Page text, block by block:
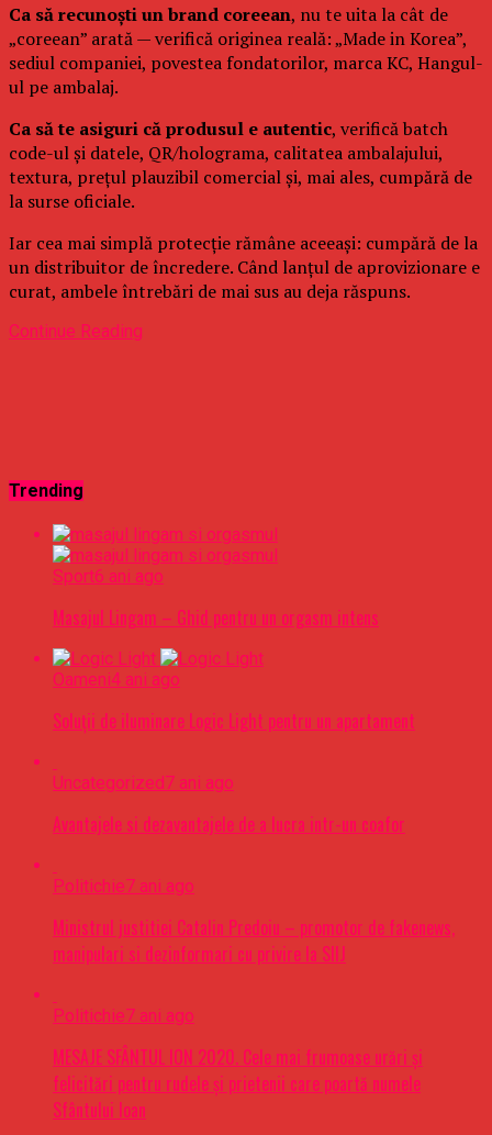
Ca să recunoști un brand coreean, nu te uita la cât de
„coreean” arată — verifică originea reală: „Made in Korea”,
sediul companiei, povestea fondatorilor, marca KC, Hangul-
ul pe ambalaj.
Ca să te asiguri că produsul e autentic, verifică batch
code-ul și datele, QR/holograma, calitatea ambalajului,
textura, prețul plauzibil comercial și, mai ales, cumpără de
la surse oficiale.
Iar cea mai simplă protecție rămâne aceeași: cumpără de la
un distribuitor de încredere. Când lanțul de aprovizionare e
curat, ambele întrebări de mai sus au deja răspuns.
Continue Reading
Trending
Sport6 ani ago
Masajul Lingam – Ghid pentru un orgasm intens
Oameni4 ani ago
Soluții de iluminare Logic Light pentru un apartament
Uncategorized7 ani ago
Avantajele si dezavantajele de a lucra intr-un coafor
Politichie7 ani ago
Ministrul justitiei Catalin Predoiu – promotor de fakenews,
manipulari si dezinformari cu privire la SIIJ
Politichie7 ani ago
MESAJE SFÂNTUL ION 2020. Cele mai frumoase urări şi
felicitări pentru rudele şi prietenii care poartă numele
Sfântului Ioan